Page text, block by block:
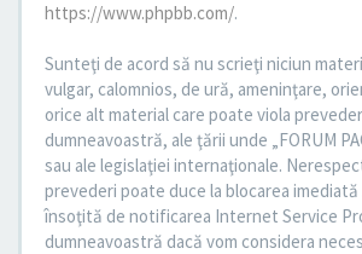
https://www.phpbb.com/.
Sunteţi de acord să nu scrieţi niciun
vulgar, calomnios, de ură, ameninţare,
orice alt material care poate viola
dumneavoastră, ale ţării unde „FORUM
sau ale legislaţiei internaţionale.
prevederi poate duce la blocarea
însoţită de notificarea Internet Service
dumneavoastră dacă vom considera